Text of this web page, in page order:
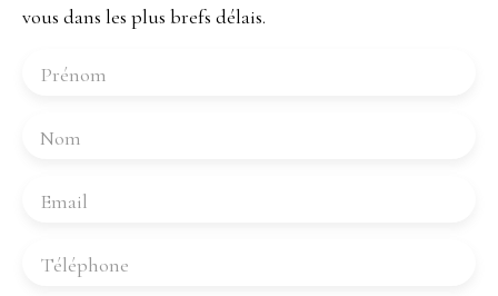
vous dans les plus brefs délais.
Prénom
Nom
Email
Téléphone